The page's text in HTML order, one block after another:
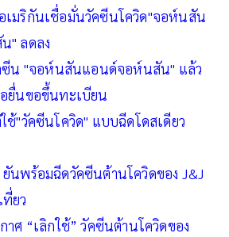
เมริกันเชื่อมั่นวัคซีนโควิด"จอห์นสัน
" ลดลง
ซีน "จอห์นสันแอนด์จอห์นสัน" แล้ว
ยื่นขอขึ้นทะเบียน
ช้"วัคซีนโควิด" แบบฉีดโดสเดียว
ยันพร้อมฉีดวัคซีนต้านโควิดของ J&J
ยว
าศ “เลิกใช้” วัคซีนต้านโควิดของ